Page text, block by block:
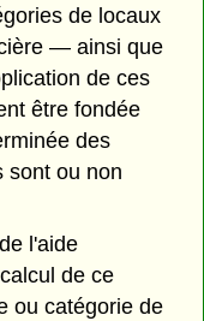
de locaux
— ainsi que
de ces
être fondée
des
sont ou non
l'aide
de ce
ou catégorie de